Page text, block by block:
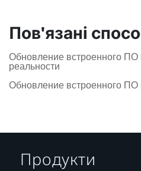
Пов'язані
Обновление встроенного
реальности
Обновление встроенного ПО
Продукти